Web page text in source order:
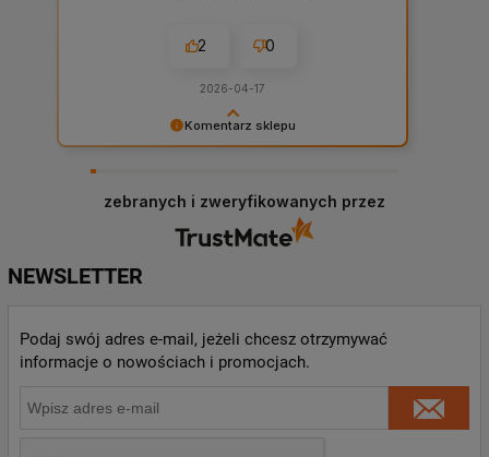
Komentarz sklepu
2 0
2026-04-17
zebranych i zweryfikowanych przez
NEWSLETTER
Podaj swój adres e-mail, jeżeli chcesz otrzymywać
informacje o nowościach i promocjach.